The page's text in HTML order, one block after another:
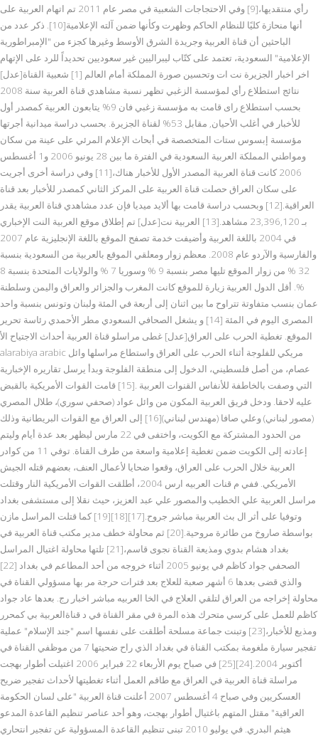
رأي منتقديها،[9] وفي الاحتجاجات الشعبية في مصر عام 2011 تم اتهام العربية على
أنها منحازة كليًا للنظام الحاكم وظهرت وكأنها ضمن آلته الإعلامية[10]. ذكر عدد من
الباحثين أن قناة العربية وجريدة الشرق الأوسط وغيرها كجزء من "الإمبراطورية
الإعلامية" السعودية، تعتمد على كتّاب ليبراليين غير سعوديين تحديداً للرد على الإتهام
اخر اخبار الجزيرة نت ات وتحسين صورة المملكة أمام العالم [1] شعبية القناة[عدل]
نتائج استطلاع رأي لمؤسسة الزغبي تظهر نسبة مشاهدي قناة العربية سنة 2008
بحسب استطلاع راى قامت به مؤسسة زغبي فان 9% يتابعون العربية كمصدر أول
للأخبار في أغلب الأحيان, مقابل 53% لقناة الجزيرة. بحسب دراسة ميدانية أجرتها
مؤسسة إبسوس ستات المتخصصة في أبحاث الإعلام المرئي على عينة من سكان
ومواطني المملكة العربية السعودية في الفترة ما بين 28 يونيو 2006 و1 أغسطس
2006 كانت قناة العربية المصدر الأول للأخبار هناك،[11] وفي دراسة أخرى أجريت
على سكان العراق حصلت قناة العربية على المركز الثاني كمصدر للأخبار بعد قناة
العراقية.[12] وبحسب دراسة قامت بها ألايد ميديا فإن عدد مشاهدي قناة العربية يقدر
بـ 23,396,120 مشاهد.[13] العربية نت[عدل] تم إطلاق موقع العربية النت الإخباري
في 2004 باللغة العربية وأضيفت خدمة تصفح الموقع باللغة الإنجليزية عام 2007
والفارسية والآردو عام 2008. معظم زوار ومعلقي الموقع بالعربية من السعودية بنسبة
32 % من زوار الموقع تليها مصر بنسبة 9 % وسوريا 7 % والولايات المتحدة بنسبة 8
%. أقل الدول العربية زيارة للموقع كانت المغرب والجزائر والعراق واليمن وسلطنة
عمان بنسب متفاوتة تتراوح ما بين اثنان إلى أربعة في المئة ولبنان وتونس بنسبة واحد
المصرى اليوم في المئة [14] و يشغل الصحافي السعودي مطر الأحمدي رئاسة تحرير
الموقع. تغطية الحرب على العراق[عدل] غطى مراسلو قناة العربية أحداث الاجتياح الأ
alarabiya arabic مريكي للفلوجة أثناء الحرب على العراق واستطاع مراسلها وائل
عصام، من أصل فلسطيني، الدخول إلى منطقة الفلوجة وبدأ يرسل تقاريره الإخبارية
التي وصفت بالخاطفة للأنفاس القنوات العربية .[15] قامت القوات الأمريكية بالقبض
عليه لاحقا. ودخل فريق العربية المكون من وائل عواد (صحفي سوري)، طلال المصري
(مصور لبناني) وعلي صافا (مهندس لبناني)[16] إلى العراق مع القوات البريطانية وذلك
من الحدود المشتركة مع الكويت، واختفى في 22 مارس ليظهر بعد عدة أيام وليتم
إعادته إلى الكويت ضمن تغطية إعلامية واسعة من طرف القناة. توفي 11 من كوادر
العربية خلال الحرب على العراق، وقعوا ضحايا لأعمال العنف، بعضهم قتله الجيش
الأمريكي. ففي م قنات العربيه ارس 2004، أطلقت القوات الأمريكية النار وقتلت
مراسل العربية علي الخطيب والمصور علي عبد العزيز، حيث نقلا إلى مستشفى بغداد
وتوفيا على أثر ال بث العربية مباشر جروح.[17][18][19] كما قتلت المراسل مازن
بواسطة صاروخ من طائرة مروحية.[20] ثم محاولة خطف مدير مكتب قناة العربية في
بغداد هشام بدوي ومذيعة القناة نجوى قاسم،[21] تلتها محاولة اغتيال المراسل
الصحفي جواد كاظم في يونيو 2005 أثناء خروجه من أحد المطاعم في بغداد [22]
والذي قضى بعدها 6 أشهر صعبة للعلاج بعد فترات حرجة مر بها مسؤولي القناة في
محاولة إخراجه من العراق لتلقي العلاج في الخا العربيه مباشر اخبار رج. بعدها عاد جواد
كاظم للعمل على كرسي متحرك هذه المرة في مقر القناة في د قناةالعربية بي كمحرر
ومذيع للأخبار،[23] وتبنت جماعة مسلحة أطلقت على نفسها اسم "جند الإسلام" عملية
تفجير سيارة ملغومة بمكتب القناة في بغداد الذي راح ضحيتها 7 من موظفي القناة في
أكتوبر 2004.[24][25] في صباح يوم الأربعاء 22 فبراير 2006 اغتيلت أطوار بهجت
مراسلة قناة العربية في العراق مع طاقم العمل أثناء تغطيتها لأحداث تفجير ضريح
العسكريين وفي صباح 4 أغسطس 2007 أعلنت قناة العربية "على لسان الحكومة
العراقية" مقتل المتهم باغتيال أطوار بهجت، وهو أحد عناصر تنظيم القاعدة المدعو
هيثم البدري. في يوليو 2010 تبنى تنظيم القاعدة المسؤولية عن تفجير انتحاري